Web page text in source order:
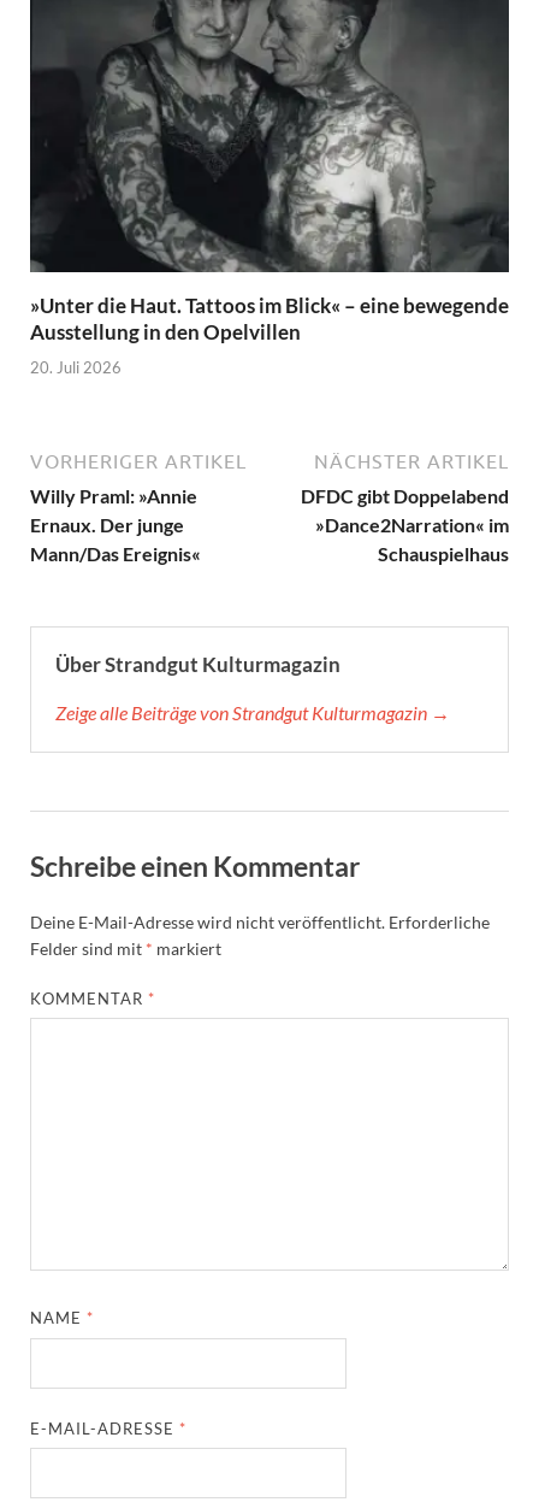
»Unter die Haut. Tattoos im Blick« – eine bewegende
Ausstellung in den Opelvillen
20. Juli 2026
VORHERIGER ARTIKEL
Willy Praml: »Annie
Ernaux. Der junge
Mann/Das Ereignis«
NÄCHSTER ARTIKEL
DFDC gibt Doppelabend
»Dance2Narration« im
Schauspielhaus
Über Strandgut Kulturmagazin
Zeige alle Beiträge von Strandgut Kulturmagazin →
Schreibe einen Kommentar
Deine E-Mail-Adresse wird nicht veröffentlicht. Erforderliche
Felder sind mit * markiert
KOMMENTAR *
NAME *
E-MAIL-ADRESSE *